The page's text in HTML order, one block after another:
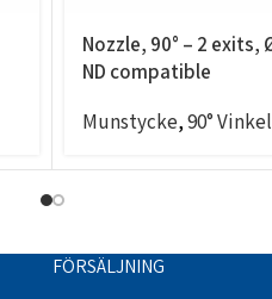
Nozzle, 90° – 2 exits,
ND compatible
Munstycke,90°
FÖRSÄLJNING